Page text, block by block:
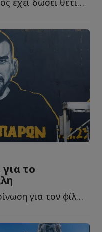
το
Με μια φορτισμένη ανακοίνωση για τον φίλο της ΑΕΚ που έ...